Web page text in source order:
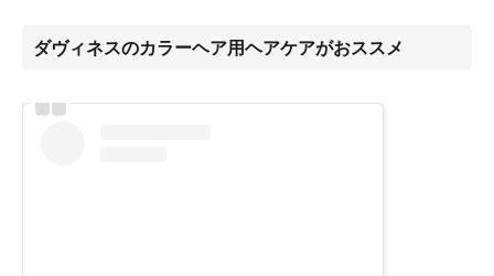
ダヴィネスのカラーヘア用ヘアケアがおススメ